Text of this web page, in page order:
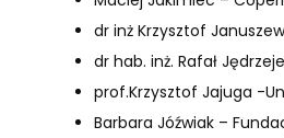
dr inż Krzysztof
dr hab. inż. Rafał
prof.Krzysztof Jajuga -
Barbara Jóźwiak –